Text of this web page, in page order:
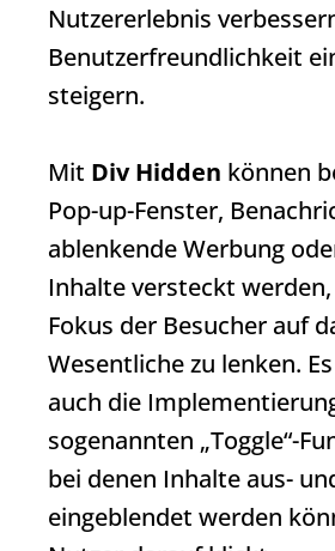
Nutzererlebnis
Benutzerfreundlichkeit
steigern.
Mit Div Hidden können
Pop-up-Fenster,
ablenkende Werbung
Inhalte versteckt
Fokus der Besucher auf
Wesentliche zu lenken.
auch die
sogenannten „Toggle“-
bei denen Inhalte aus-
eingeblendet werden